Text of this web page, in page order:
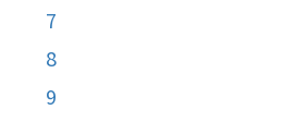
7
8
9